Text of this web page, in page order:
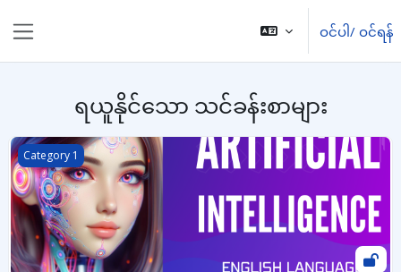
ဝင်ပါ/ ဝင်ရန်
ရယူနိုင်သော သင်ခန်းစာများ
AI for ELT
Category 1